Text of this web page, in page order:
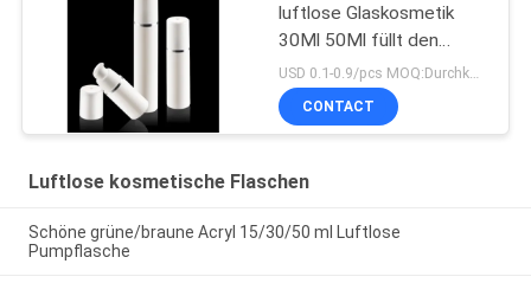
luftlose Glaskosmetik
30Ml 50Ml füllt den
bestätigten Pumpen-
Sprüher ISO90001 ab
CONTACT
Luftlose kosmetische Flaschen
Schöne grüne/braune Acryl 15/30/50 ml Luftlose
Pumpflasche